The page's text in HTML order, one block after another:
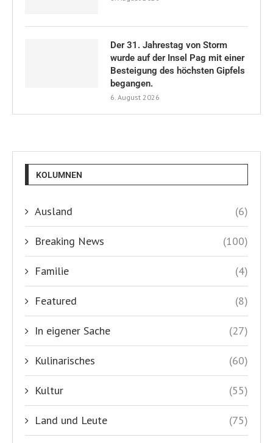
Der 31. Jahrestag von Storm
wurde auf der Insel Pag mit einer
Besteigung des höchsten Gipfels
begangen.
6. August 2026
KOLUMNEN
Ausland (6)
Breaking News (100)
Familie (4)
Featured (8)
In eigener Sache (27)
Kulinarisches (60)
Kultur (55)
Land und Leute (75)